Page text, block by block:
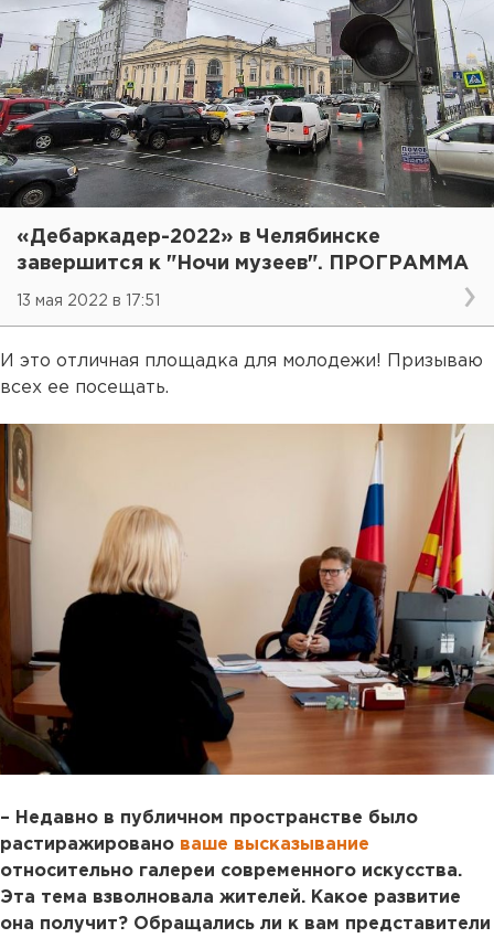
«Дебаркадер-2022» в Челябинске
завершится к "Ночи музеев". ПРОГРАММА
13 мая 2022 в 17:51
И это отличная площадка для молодежи! Призываю
всех ее посещать.
– Недавно в публичном пространстве было
растиражировано ваше высказывание
относительно галереи современного искусства.
Эта тема взволновала жителей. Какое развитие
она получит? Обращались ли к вам представители